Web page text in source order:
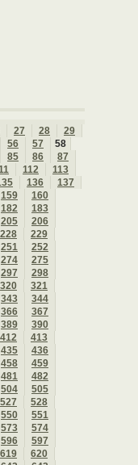
27 28
29
56 57
58
85 86
87
112
113
136
137
159
160
182
183
205
206
228
229
251
252
274
275
297
298
320
321
343
344
366
367
389
390
412
413
435
436
458
459
481
482
504
505
527
528
550
551
573
574
596
597
619
620